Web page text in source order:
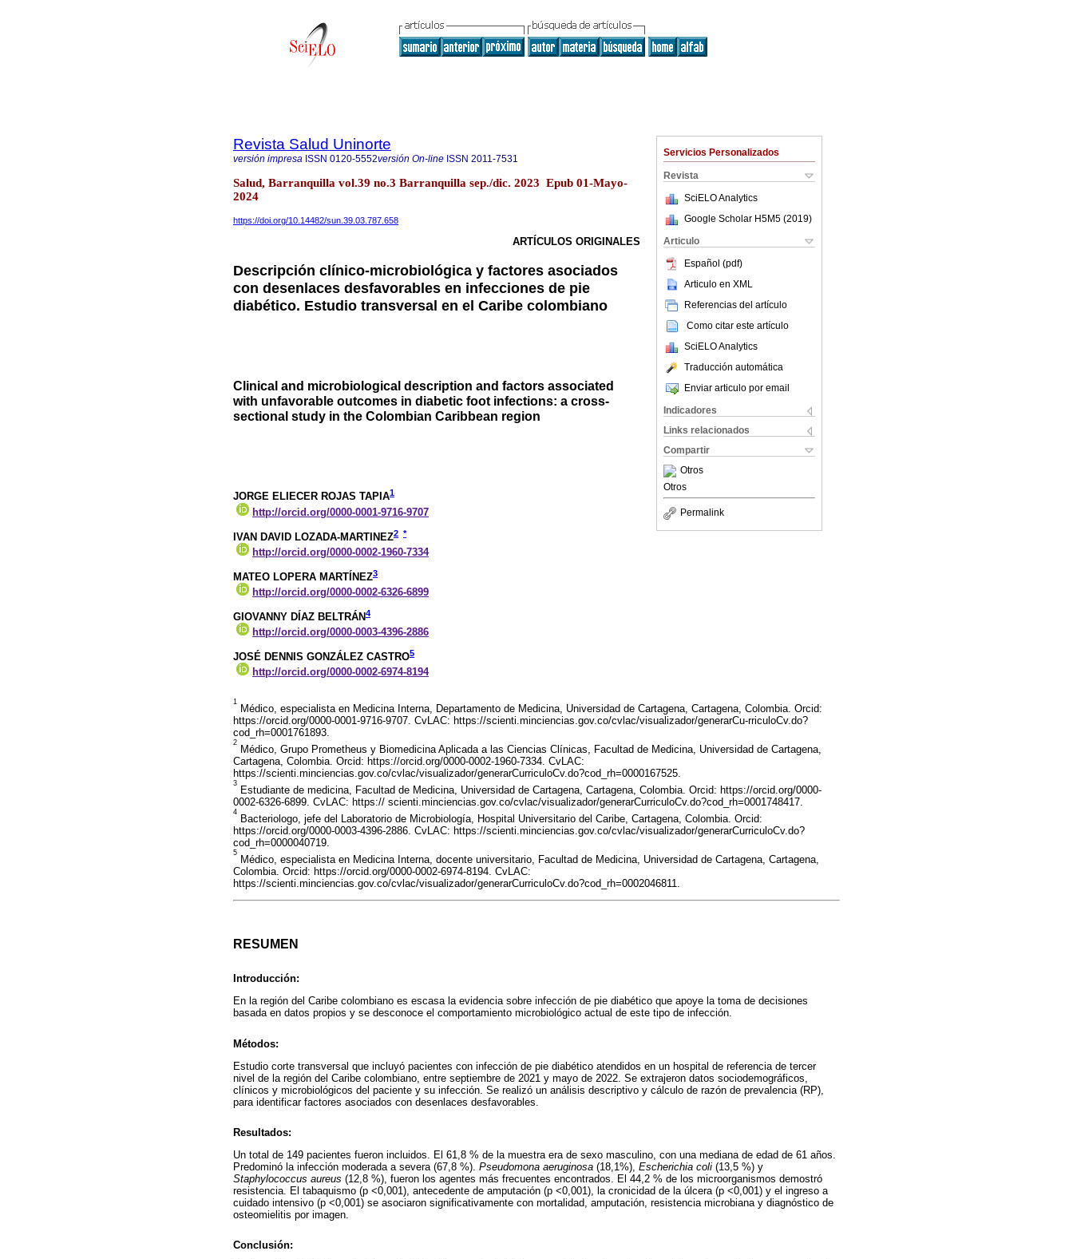
Servicios Personalizados
Revista
SciELO Analytics
Google Scholar H5M5 (2019)
Articulo
Español (pdf)
Articulo en XML
Referencias del artículo
Como citar este artículo
SciELO Analytics
Traducción automática
Enviar articulo por email
Indicadores
Links relacionados
Compartir
Otros
Otros
Permalink
Revista Salud Uninorte
versión impresa ISSN 0120-5552versión On-line ISSN 2011-7531
Salud, Barranquilla vol.39 no.3 Barranquilla sep./dic. 2023 Epub 01-Mayo-
2024
https://doi.org/10.14482/sun.39.03.787.658
ARTÍCULOS ORIGINALES
Descripción clínico-microbiológica y factores asociados
con desenlaces desfavorables en infecciones de pie
diabético. Estudio transversal en el Caribe colombiano
Clinical and microbiological description and factors associated
with unfavorable outcomes in diabetic foot infections: a cross-
sectional study in the Colombian Caribbean region
JORGE ELIECER ROJAS TAPIA1
http://orcid.org/0000-0001-9716-9707
IVAN DAVID LOZADA-MARTINEZ2 *
http://orcid.org/0000-0002-1960-7334
MATEO LOPERA MARTÍNEZ3
http://orcid.org/0000-0002-6326-6899
GIOVANNY DÍAZ BELTRÁN4
http://orcid.org/0000-0003-4396-2886
JOSÉ DENNIS GONZÁLEZ CASTRO5
http://orcid.org/0000-0002-6974-8194
1
Médico, especialista en Medicina Interna, Departamento de Medicina, Universidad de Cartagena, Cartagena, Colombia. Orcid:
https://orcid.org/0000-0001-9716-9707. CvLAC: https://scienti.minciencias.gov.co/cvlac/visualizador/generarCu-rriculoCv.do?
cod_rh=0001761893.
2
Médico, Grupo Prometheus y Biomedicina Aplicada a las Ciencias Clínicas, Facultad de Medicina, Universidad de Cartagena,
Cartagena, Colombia. Orcid: https://orcid.org/0000-0002-1960-7334. CvLAC:
https://scienti.minciencias.gov.co/cvlac/visualizador/generarCurriculoCv.do?cod_rh=0000167525.
3
Estudiante de medicina, Facultad de Medicina, Universidad de Cartagena, Cartagena, Colombia. Orcid: https://orcid.org/0000-
0002-6326-6899. CvLAC: https:// scienti.minciencias.gov.co/cvlac/visualizador/generarCurriculoCv.do?cod_rh=0001748417.
4
Bacteriologo, jefe del Laboratorio de Microbiología, Hospital Universitario del Caribe, Cartagena, Colombia. Orcid:
https://orcid.org/0000-0003-4396-2886. CvLAC: https://scienti.minciencias.gov.co/cvlac/visualizador/generarCurriculoCv.do?
cod_rh=0000040719.
5
Médico, especialista en Medicina Interna, docente universitario, Facultad de Medicina, Universidad de Cartagena, Cartagena,
Colombia. Orcid: https://orcid.org/0000-0002-6974-8194. CvLAC:
https://scienti.minciencias.gov.co/cvlac/visualizador/generarCurriculoCv.do?cod_rh=0002046811.
RESUMEN
Introducción:
En la región del Caribe colombiano es escasa la evidencia sobre infección de pie diabético que apoye la toma de decisiones
basada en datos propios y se desconoce el comportamiento microbiológico actual de este tipo de infección.
Métodos:
Estudio corte transversal que incluyó pacientes con infección de pie diabético atendidos en un hospital de referencia de tercer
nivel de la región del Caribe colombiano, entre septiembre de 2021 y mayo de 2022. Se extrajeron datos sociodemográficos,
clínicos y microbiológicos del paciente y su infección. Se realizó un análisis descriptivo y cálculo de razón de prevalencia (RP),
para identificar factores asociados con desenlaces desfavorables.
Resultados:
Un total de 149 pacientes fueron incluidos. El 61,8 % de la muestra era de sexo masculino, con una mediana de edad de 61 años.
Predominó la infección moderada a severa (67,8 %). Pseudomona aeruginosa (18,1%), Escherichia coli (13,5 %) y
Staphylococcus aureus (12,8 %), fueron los agentes más frecuentes encontrados. El 44,2 % de los microorganismos demostró
resistencia. El tabaquismo (p <0,001), antecedente de amputación (p <0,001), la cronicidad de la úlcera (p <0,001) y el ingreso a
cuidado intensivo (p <0,001) se asociaron significativamente con mortalidad, amputación, resistencia microbiana y diagnóstico de
osteomielitis por imagen.
Conclusión: